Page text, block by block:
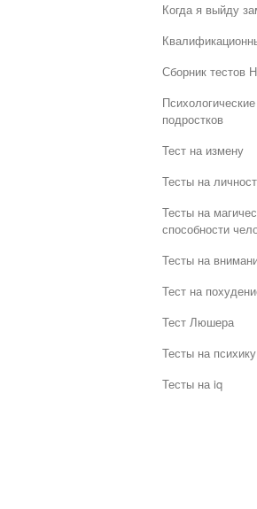
Когда я выйду
Сборник тестов
подростков
Тест на измену
Тесты на
Тесты на
способности
Тесты на
Тест на
Тест Люшера
Тесты на психику
Тесты на iq